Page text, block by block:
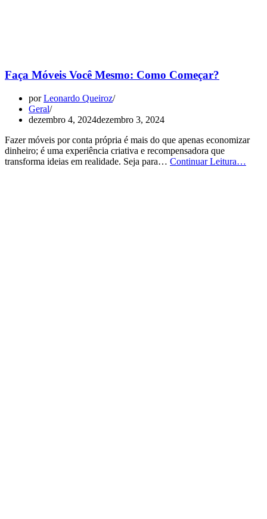
Faça Móveis Você Mesmo: Como Começar?
porLeonardo Queiroz
Geral
dezembro 4, 2024dezembro 3, 2024
Fazer móveis por conta própria é mais do que apenas economizar
dinheiro; é uma experiência criativa e recompensadora que
transforma ideias em realidade. Seja para… Continuar Leitura…